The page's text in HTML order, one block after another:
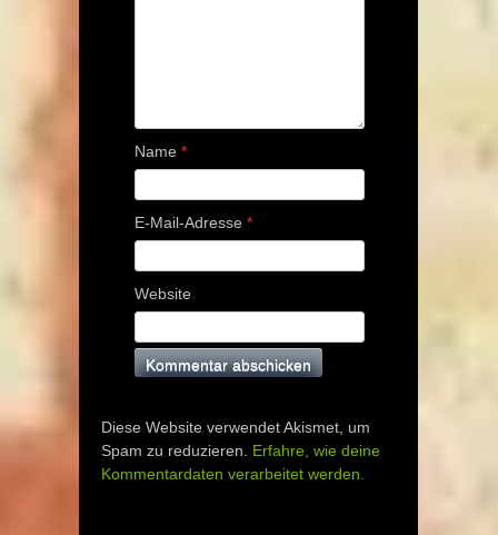
Name *
E-Mail-Adresse *
Website
Diese Website verwendet Akismet, um
Spam zu reduzieren. Erfahre, wie deine
Kommentardaten verarbeitet werden.